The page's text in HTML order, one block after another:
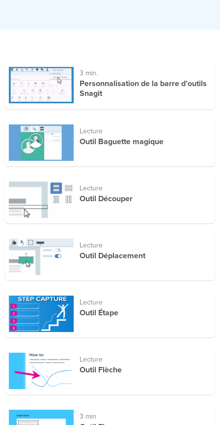
3 min.
Personnalisation de la barre d’outils
Snagit
Lecture
Outil Baguette magique
Lecture
Outil Découper
Lecture
Outil Déplacement
Lecture
Outil Étape
Lecture
Outil Flèche
3 min